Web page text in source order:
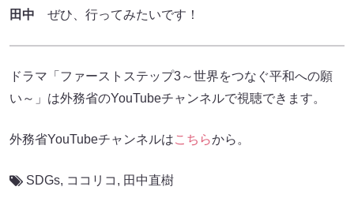
田中 ぜひ、行ってみたいです！
ドラマ「ファーストステップ3～世界をつなぐ平和への願
い～」は外務省のYouTubeチャンネルで視聴できます。
外務省YouTubeチャンネルはこちらから。
SDGs, ココリコ , 田中直樹